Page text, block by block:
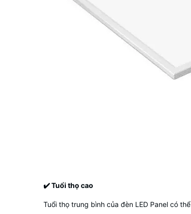
✔️Tuổi thọ cao
Tuổi thọ trung bình của đèn LED Panel có